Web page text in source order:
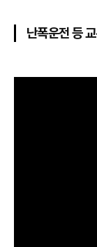
난폭운전 등